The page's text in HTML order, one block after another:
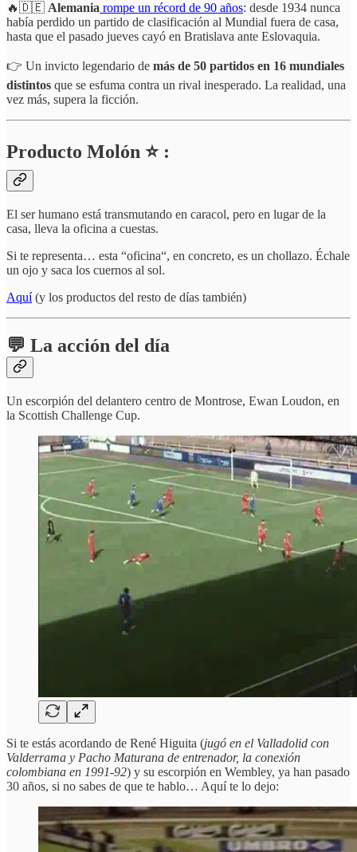
🔥🇩🇪 Alemania rompe un récord de 90 años: desde 1934 nunca
había perdido un partido de clasificación al Mundial fuera de casa,
hasta que el pasado jueves cayó en Bratislava ante Eslovaquia.
👉 Un invicto legendario de más de 50 partidos en 16 mundiales
distintos que se esfuma contra un rival inesperado. La realidad, una
vez más, supera la ficción.
Producto Molón ⭐ :
El ser humano está transmutando en caracol, pero en lugar de la
casa, lleva la oficina a cuestas.
Si te representa… esta “oficina“, en concreto, es un chollazo. Échale
un ojo y saca los cuernos al sol.
Aquí(y los productos del resto de días también)
💬 La acción del día
Un escorpión del delantero centro de Montrose, Ewan Loudon, en
la Scottish Challenge Cup.
Si te estás acordando de René Higuita (jugó en el Valladolid con
Valderrama y Pacho Maturana de entrenador, la conexión
colombiana en 1991-92) y su escorpión en Wembley, ya han pasado
30 años, si no sabes de que te hablo… Aquí te lo dejo: